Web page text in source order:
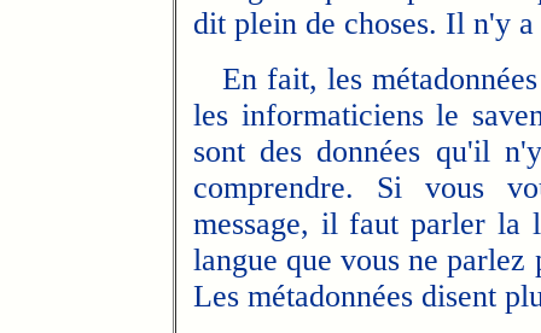
dit plein de choses. Il n'y
En fait, les métadonnées
les informaticiens le
sont des données qu'il
comprendre. Si vous
message, il faut parler la
langue que vous ne parlez
Les métadonnées disent